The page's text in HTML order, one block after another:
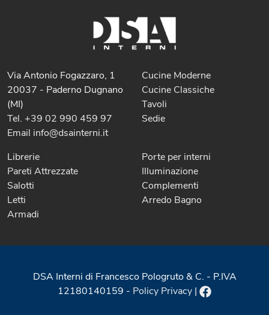
Via Antonio Fogazzaro, 1
20037 - Paderno Dugnano
(MI)
Tel. +39 02 990 459 97
Email info@dsainterni.it
Cucine Moderne
Cucine Classiche
Tavoli
Sedie
Librerie
Pareti Attrezzate
Salotti
Letti
Armadi
Porte per interni
Illuminazione
Complementi
Arredo Bagno
DSA Interni di Francesco Pologruto & C. - P.IVA
12180140159 - Policy Privacy |